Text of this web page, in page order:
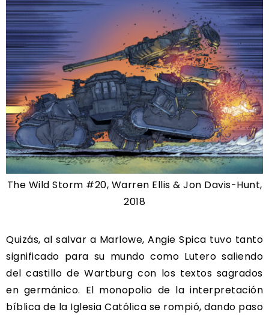
The Wild Storm #20, Warren Ellis & Jon Davis-Hunt,
2018
Quizás, al salvar a Marlowe, Angie Spica tuvo tanto
significado para su mundo como Lutero saliendo
del castillo de Wartburg con los textos sagrados
en germánico. El monopolio de la interpretación
bíblica de la Iglesia Católica se rompió, dando paso